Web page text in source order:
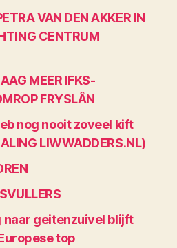
VAN DEN AKKER IN
CENTRUM
MEER IFKS-
FRYSLÂN
nog nooit zoveel kift
LIWWADDERS.NL)
geitenzuivel blijft
top